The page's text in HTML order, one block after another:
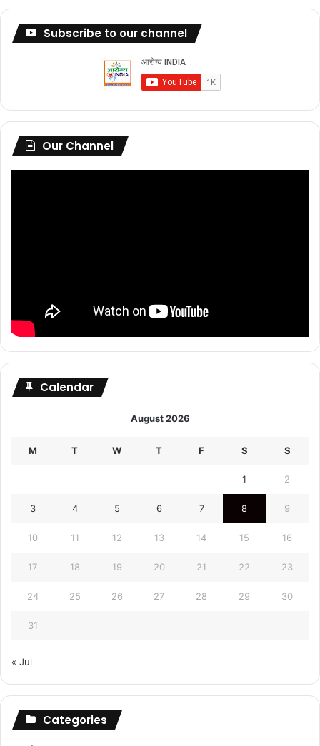
Subscribe to our channel
Our Channel
Calendar
August 2026
M T W T F S S
1 2
3 4 5 6 7 8 9
10 11 12 13 14 15 16
17 18 19 20 21 22 23
24 25 26 27 28 29 30
31
« Jul
Categories